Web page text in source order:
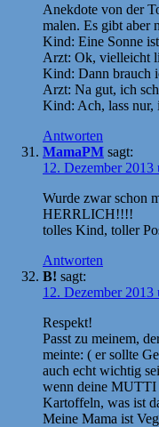
Anekdote von der
malen. Es gibt aber
Kind: Eine Sonne
Arzt: Ok, vielleicht
Kind: Dann brauch
Arzt: Na gut, ich
Kind: Ach, lass nur,
Antworten
MamaPM sagt:
12. Dezember
Wurde zwar schon
HERRLICH!!!!
tolles Kind, toller
Antworten
B! sagt:
12. Dezember
Respekt!
Passt zu meinem,
meinte: ( er sollte
auch echt wichtig
wenn deine MUTTI
Kartoffeln, was ist
Meine Mama ist